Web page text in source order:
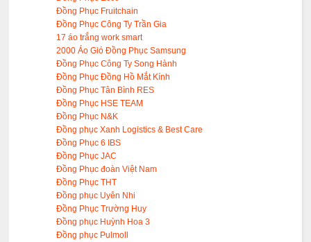
Đồng Phục Fruitchain
Đồng Phục Công Ty Trần Gia
17 áo trắng work smart
2000 Áo Gió Đồng Phục Samsung
Đồng Phục Công Ty Song Hành
Đồng Phục Đồng Hồ Mắt Kính
Đồng Phục Tân Bình RES
Đồng Phục HSE TEAM
Đồng Phục N&K
Đồng phục Xanh Logistics & Best Care
Đồng Phục 6 IBS
Đồng Phục JAC
Đồng Phục đoàn Việt Nam
Đồng Phục THT
Đồng phục Uyên Nhi
Đồng Phục Trường Huy
Đồng phục Huỳnh Hoa 3
Đồng phục Pulmoll